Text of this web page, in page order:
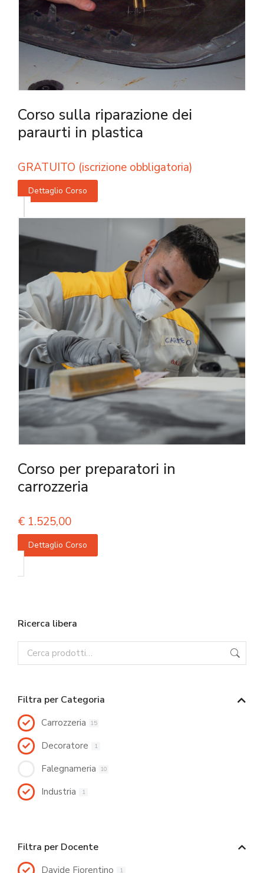
Corso sulla riparazione dei
paraurti in plastica
GRATUITO (iscrizione obbligatoria)
Dettaglio Corso
Corso per preparatori in
carrozzeria
€ 1.525,00
Dettaglio Corso
Ricerca libera
Filtra per Categoria
Carrozzeria 15
Decoratore 1
Falegnameria 10
Industria 1
Filtra per Docente
Davide Fiorentino 1